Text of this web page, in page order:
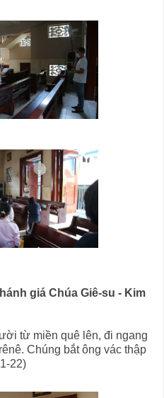
giá Chúa Giê-su - Kim
từ miền quê lên, đi ngang
Chúng bắt ông vác thập
22)